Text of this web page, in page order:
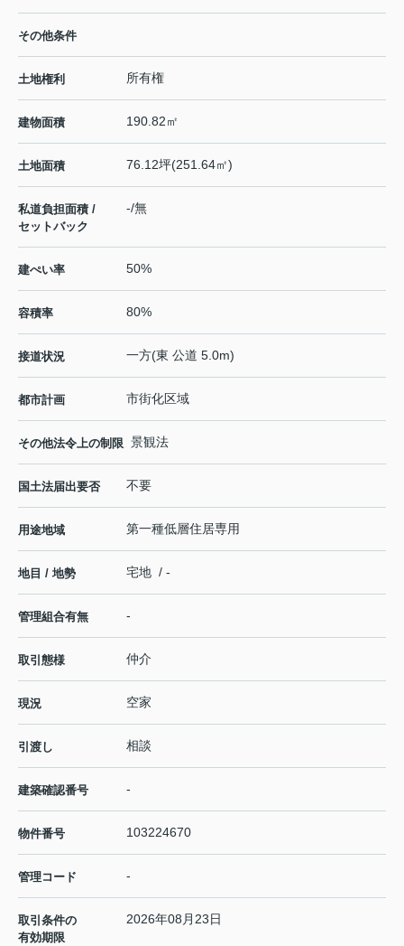
その他条件
土地権利 所有権
建物面積 190.82㎡
土地面積 76.12坪(251.64㎡)
私道負担面積 /
セットバック
-/無
建ぺい率 50%
容積率 80%
接道状況 一方(東 公道 5.0m)
都市計画 市街化区域
その他法令上の制限 景観法
国土法届出要否 不要
用途地域 第一種低層住居専用
地目 / 地勢 宅地 / -
管理組合有無 -
取引態様 仲介
現況 空家
引渡し 相談
建築確認番号 -
物件番号 103224670
管理コード -
取引条件の
有効期限
2026年08月23日